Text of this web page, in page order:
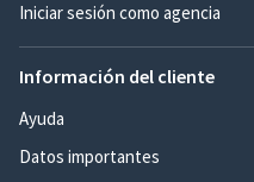
Iniciar sesión como agencia
Información del cliente
Ayuda
Datos importantes